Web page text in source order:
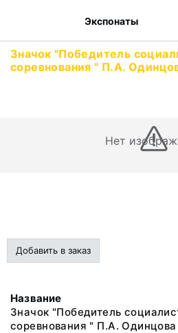
Экспонаты
Значок "Победитель
соревнования " П.А.
Нет
Добавить в заказ
Название
Значок "Победитель
соревнования " П.А. Одинцова